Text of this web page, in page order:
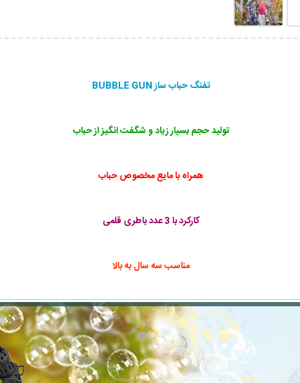
تفنگ حباب ساز BUBBLE GUN
تولید حجم بسیار زیاد و شگفت انگیز از حباب
همراه با مایع مخصوص حباب
کارکرد با 3 عدد باطری قلمی
مناسب سه سال به بالا